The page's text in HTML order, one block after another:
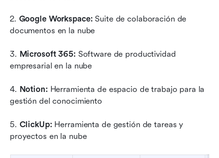
2. Google Workspace: Suite de colaboración de
documentos en la nube
3. Microsoft 365: Software de productividad
empresarial en la nube
4. Notion: Herramienta de espacio de trabajo para la
gestión del conocimiento
5. ClickUp: Herramienta de gestión de tareas y
proyectos en la nube